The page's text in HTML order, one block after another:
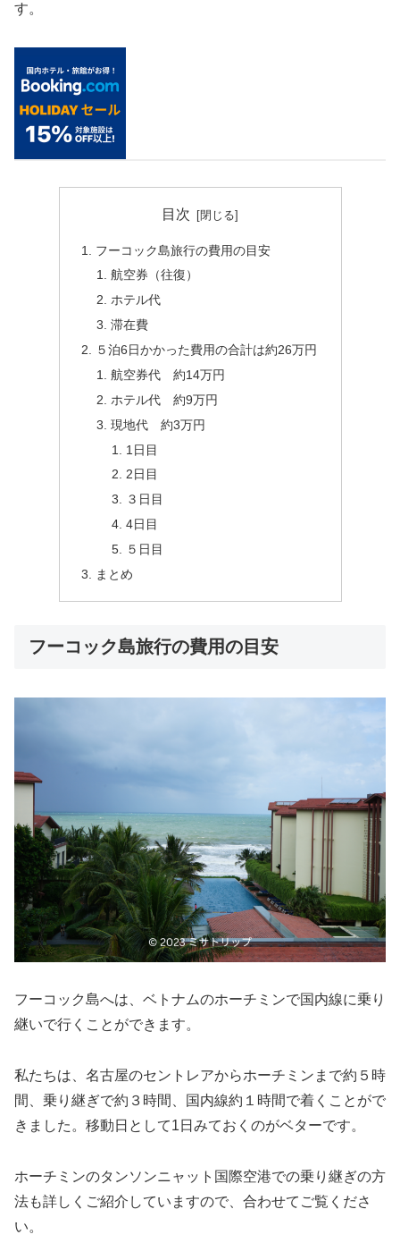
す。
目次
フーコック島旅行の費用の目安
航空券（往復）
ホテル代
滞在費
５泊6日かかった費用の合計は約26万円
航空券代 約14万円
ホテル代 約9万円
現地代 約3万円
1日目
2日目
３日目
4日目
５日目
まとめ
フーコック島旅行の費用の目安
フーコック島へは、ベトナムのホーチミンで国内線に乗り
継いで行くことができます。
私たちは、名古屋のセントレアからホーチミンまで約５時
間、乗り継ぎで約３時間、国内線約１時間で着くことがで
きました。移動日として1日みておくのがベターです。
ホーチミンのタンソンニャット国際空港での乗り継ぎの方
法も詳しくご紹介していますので、合わせてご覧くださ
い。